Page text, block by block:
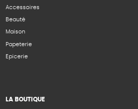
Accessoires
Beauté
Maison
Papeterie
Epicerie
LA BOUTIQUE